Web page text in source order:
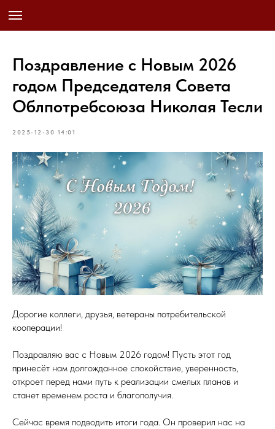
Поздравление с Новым 2026
годом Председателя Совета
Облпотребсоюза Николая Тесли
2025-12-30 14:01
Дорогие коллеги, друзья, ветераны потребительской
кооперации!
Поздравляю вас с Новым 2026 годом! Пусть этот год
принесёт нам долгожданное спокойствие, уверенность,
откроет перед нами путь к реализации смелых планов и
станет временем роста и благополучия.
Сейчас время подводить итоги года. Он проверил нас на